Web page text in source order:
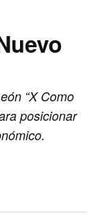
“X Como
posicionar